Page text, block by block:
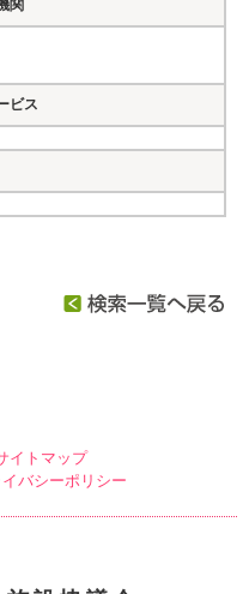
関
ビス
イトマップ
バシーポリシー